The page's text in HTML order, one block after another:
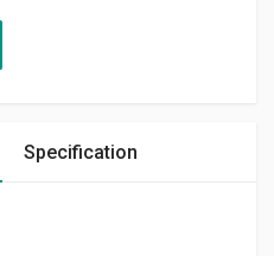
Specification